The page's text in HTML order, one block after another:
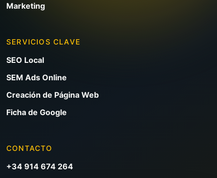
Marketing
SERVICIOS CLAVE
SEO Local
SEM Ads Online
Creación de Página Web
Ficha de Google
CONTACTO
+34 914 674 264